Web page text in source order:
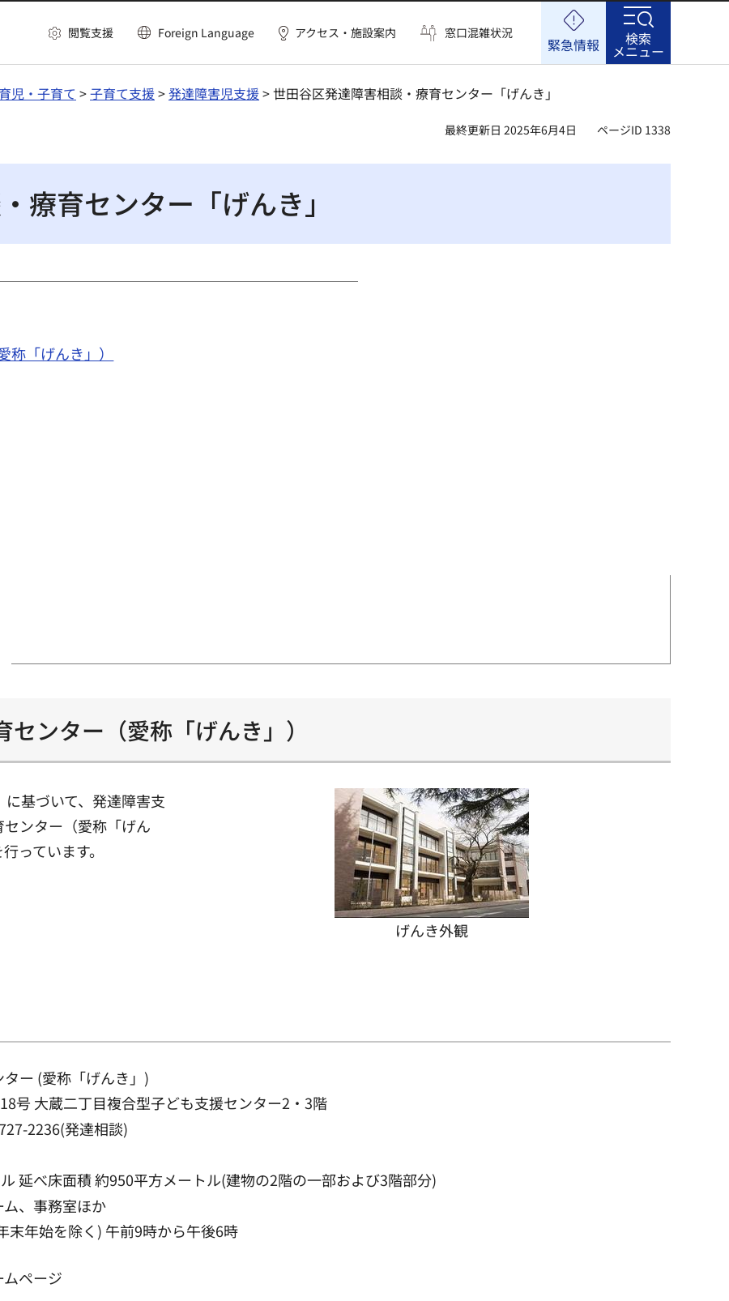
閲覧支援 Foreign Language アクセス・施設案内 窓口混雑状況
緊急情報 検索
メニュー
育児・子育て >子育て支援>発達障害児支援> 世田谷区発達障害相談・療育センター「げんき」
最終更新日 2025年6月4日 ページID 1338
療育センター「げんき」
「げんき」）
ンター（愛称「げんき」）
基づいて、発達障害支
ンター（愛称「げん
っています。
げんき外観
ー (愛称「げんき」)
号 大蔵二丁目複合型子ども支援センター2・3階
2236(発達相談)
延べ床面積 約950平方メートル(建物の2階の一部および3階部分)
、事務室ほか
末年始を除く) 午前9時から午後6時
ムページ